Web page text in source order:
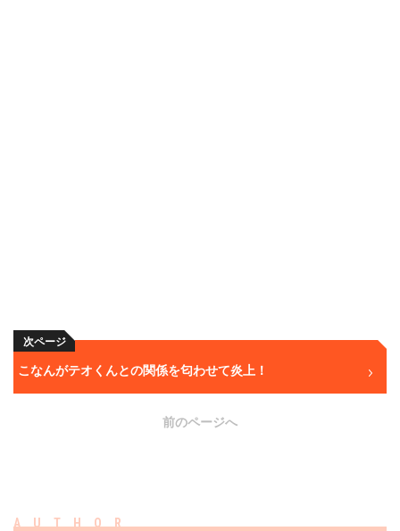
次ページ
こなんがテオくんとの関係を匂わせて炎上！
前のページへ
AUTHOR